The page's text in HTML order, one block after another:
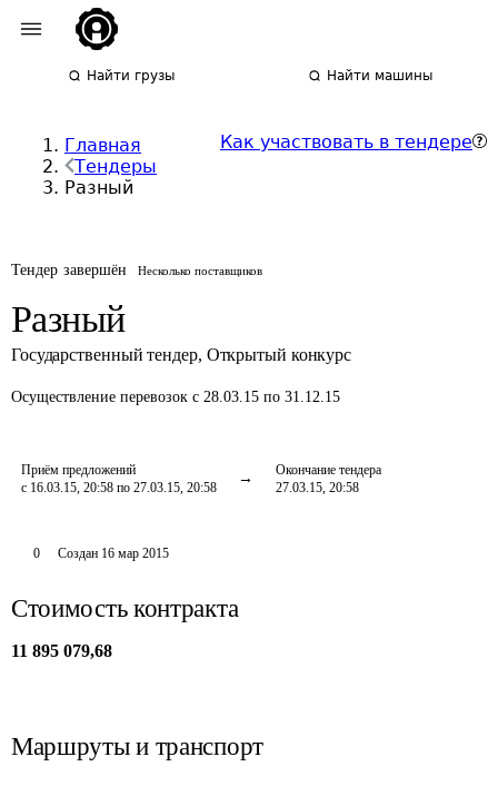
Найти грузы Найти машины
Главная
Тендеры
Разный
Как участвовать в тендере
Тендер завершён Несколько поставщиков
Разный
Государственный тендер, Открытый конкурс
Осуществление перевозок с 28.03.15 по 31.12.15
Приём предложений
с 16.03.15, 20:58 по 27.03.15, 20:58
Окончание тендера
27.03.15, 20:58
0 Создан 16 мар 2015
Стоимость контракта
11 895 079,68
Маршруты и транспорт